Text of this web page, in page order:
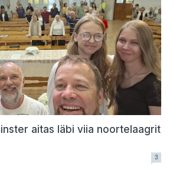
aitas läbi viia noortelaagrit
3